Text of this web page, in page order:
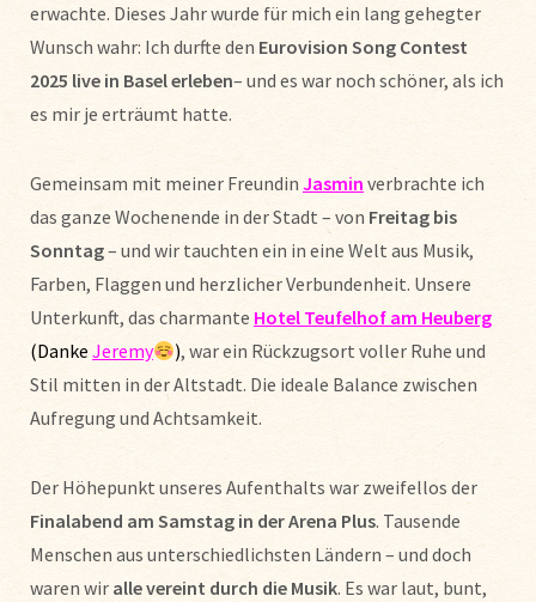
erwachte. Dieses Jahr wurde für mich ein lang gehegter
Wunsch wahr: Ich durfte den Eurovision Song Contest
2025 live in Basel erleben– und es war noch schöner, als ich
es mir je erträumt hatte.
Gemeinsam mit meiner FreundinJasmin verbrachte ich
das ganze Wochenende in der Stadt – von Freitag bis
Sonntag– und wir tauchten ein in eine Welt aus Musik,
Farben, Flaggen und herzlicher Verbundenheit. Unsere
Unterkunft, das charmante Hotel Teufelhof am Heuberg
(Danke Jeremy ), war ein Rückzugsort voller Ruhe und
Stil mitten in der Altstadt. Die ideale Balance zwischen
Aufregung und Achtsamkeit.
Der Höhepunkt unseres Aufenthalts war zweifellos der
Finalabend am Samstag in der Arena Plus. Tausende
Menschen aus unterschiedlichsten Ländern – und doch
waren wir alle vereint durch die Musik. Es war laut, bunt,